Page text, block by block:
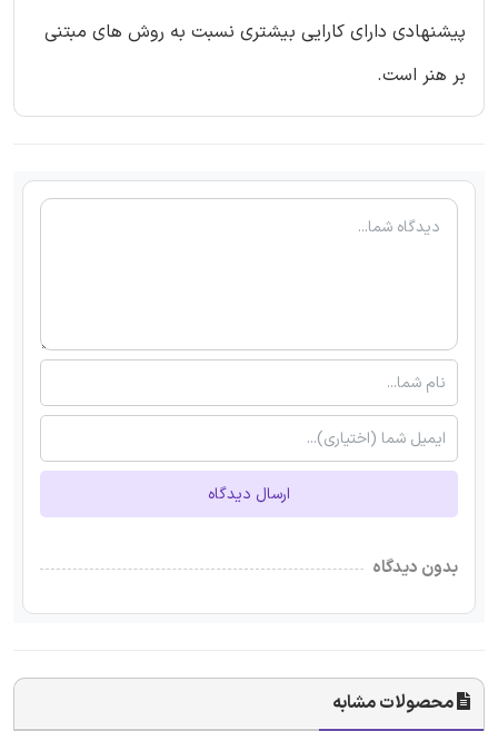
پیشنهادی دارای کارایی بیشتری نسبت به روش های مبتنی
بر هنر است.
ارسال دیدگاه
بدون دیدگاه
محصولات مشابه